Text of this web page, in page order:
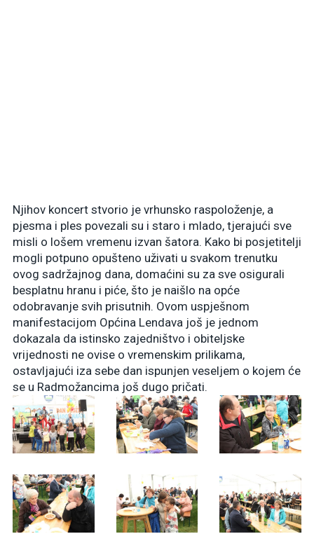
Njihov koncert stvorio je vrhunsko raspoloženje, a
pjesma i ples povezali su i staro i mlado, tjerajući sve
misli o lošem vremenu izvan šatora. Kako bi posjetitelji
mogli potpuno opušteno uživati u svakom trenutku
ovog sadržajnog dana, domaćini su za sve osigurali
besplatnu hranu i piće, što je naišlo na opće
odobravanje svih prisutnih. Ovom uspješnom
manifestacijom Općina Lendava još je jednom
dokazala da istinsko zajedništvo i obiteljske
vrijednosti ne ovise o vremenskim prilikama,
ostavljajući iza sebe dan ispunjen veseljem o kojem će
se u Radmožancima još dugo pričati.